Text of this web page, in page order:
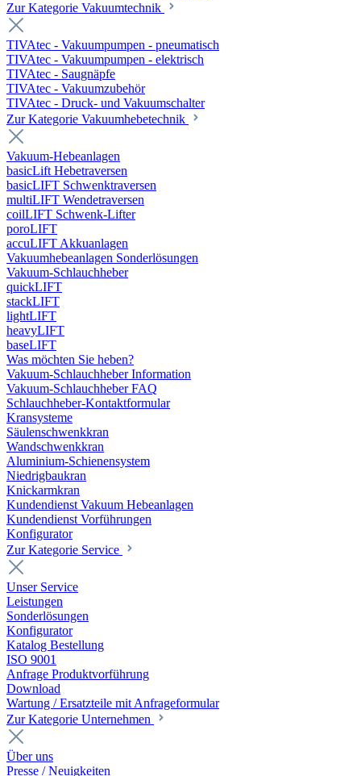
Zur Kategorie Vakuumtechnik
TIVAtec - Vakuumpumpen - pneumatisch
TIVAtec - Vakuumpumpen - elektrisch
TIVAtec - Saugnäpfe
TIVAtec - Vakuumzubehör
TIVAtec - Druck- und Vakuumschalter
Zur Kategorie Vakuumhebetechnik
Vakuum-Hebeanlagen
basicLift Hebetraversen
basicLIFT Schwenktraversen
multiLIFT Wendetraversen
coilLIFT Schwenk-Lifter
poroLIFT
accuLIFT Akkuanlagen
Vakuumhebeanlagen Sonderlösungen
Vakuum-Schlauchheber
quickLIFT
stackLIFT
lightLIFT
heavyLIFT
baseLIFT
Was möchten Sie heben?
Vakuum-Schlauchheber Information
Vakuum-Schlauchheber FAQ
Schlauchheber-Kontaktformular
Kransysteme
Säulenschwenkkran
Wandschwenkkran
Aluminium-Schienensystem
Niedrigbaukran
Knickarmkran
Kundendienst Vakuum Hebeanlagen
Kundendienst Vorführungen
Konfigurator
Zur Kategorie Service
Unser Service
Leistungen
Sonderlösungen
Konfigurator
Katalog Bestellung
ISO 9001
Anfrage Produktvorführung
Download
Wartung / Ersatzteile mit Anfrageformular
Zur Kategorie Unternehmen
Über uns
Presse / Neuigkeiten